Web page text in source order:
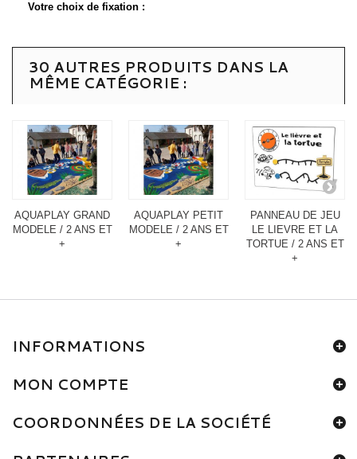
Votre choix de fixation :
30 AUTRES PRODUITS DANS LA
MÊME CATÉGORIE :
AQUAPLAY GRAND
MODELE / 2 ANS ET
+
AQUAPLAY PETIT
MODELE / 2 ANS ET
+
PANNEAU DE JEU
LE LIEVRE ET LA
TORTUE / 2 ANS ET
+
INFORMATIONS
MON COMPTE
COORDONNÉES DE LA SOCIÉTÉ